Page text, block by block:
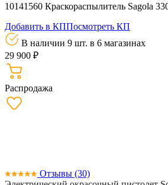
10141560 Краскораспылитель Sagola
Добавить в КППосмотреть КП
В наличии 9 шт. в 6 магазинах
29 900 ₽
Распродажа
Отзывы (30)